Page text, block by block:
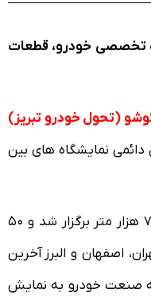
تخصصی خودرو، قطعات
(تحول خودرو تبریز)
15 دی ماه 1402 در محل دائمی نمایشگاه های بین
این نمایشگاه در فضایی به وسعت 7 هزار متر برگزار شد و ۵۰
اصفهان و البرز آخرین
صنعت خودرو به نمایش